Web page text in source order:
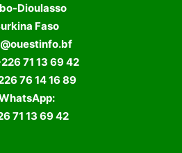
Dioulasso
Faso
71 13 69 42
76 14 16 89
71 13 69 42